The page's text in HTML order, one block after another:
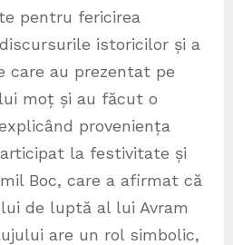
pentru fericirea
istoricilor și a
care au prezentat pe
moț și au făcut o
proveniența
la festivitate și
Boc, care a afirmat că
de luptă al lui Avram
are un rol simbolic,